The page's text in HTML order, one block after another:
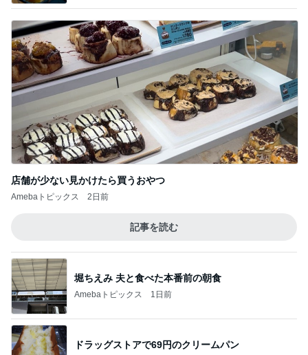
店舗が少ない見かけたら買うおやつ
Amebaトピックス 2日前
記事を読む
堀ちえみ 夫と食べた本番前の朝食
Amebaトピックス 1日前
ドラッグストアで69円のクリームパン